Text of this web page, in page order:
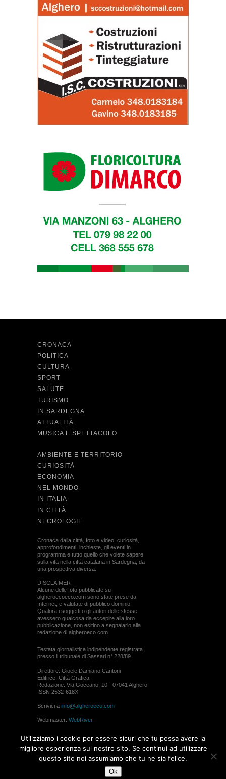
CRONACA
POLITICA
CULTURA
SPORT
SALUTE
TURISMO
IN SARDEGNA
ATTUALITÀ
MUSICA E SPETTACOLO
AMBIENTE E TERRITORIO
CURIOSITÀ
ECONOMIA
NEL MONDO
IN ITALIA
IN CITTÀ
NECROLOGIE
Cronaca dalla città, foto e video, curiosità,
approfondimenti, inchieste, gli eventi in
programma e tutto quello che volete sapere
sulla vita nella città catalana in Sardegna, da
una prospettiva diversa.
DISCLAIMER
Alcune delle foto pubblicate su
algheroecoeco.com sono state prese da
Internet, e valutate di pubblico dominio.
Qualora i soggetti o gli autori delle stesse
avessero qualcosa da eccepire alla loro
pubblicazione, non esitino a segnalarlo alla
redazione di algheroeco.com
Testata giornalistica indipendente registrata
presso il tribunale di Sassari n° 228/89
Direttore: Gioele Damiano Cantoni
Editrice: Città Grafica
Redazione: Via Goceano, 10 - 07041 Alghero
ISSN 2532-618X
Scrivici a info@algheroeco.com
Webmaster: WebRiver
permesso di algheroeco.com
Utilizziamo i cookie per essere sicuri che tu possa avere la
migliore esperienza sul nostro sito. Se continui ad utilizzare
questo sito noi assumiamo che tu ne sia felice.
Ok